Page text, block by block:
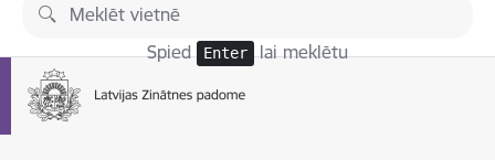
Pāriet uz lapas saturu
Spied Enter lai meklētu